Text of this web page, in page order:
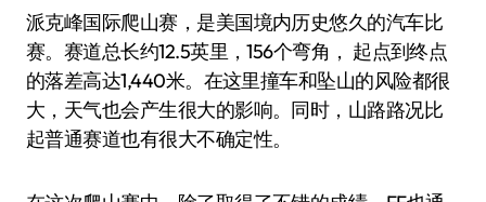
派克峰国际爬山赛，是美国境内历史悠久的汽车比
赛。赛道总长约12.5英里，156个弯角， 起点到终点
的落差高达1,440米。在这里撞车和坠山的风险都很
大，天气也会产生很大的影响。同时，山路路况比
起普通赛道也有很大不确定性。